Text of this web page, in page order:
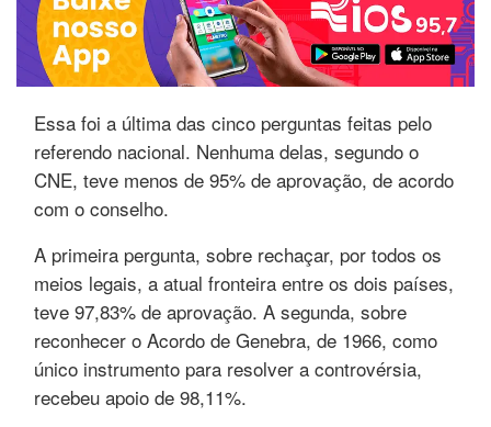
Essa foi a última das cinco perguntas feitas pelo
referendo nacional. Nenhuma delas, segundo o
CNE, teve menos de 95% de aprovação, de acordo
com o conselho.
A primeira pergunta, sobre rechaçar, por todos os
meios legais, a atual fronteira entre os dois países,
teve 97,83% de aprovação. A segunda, sobre
reconhecer o Acordo de Genebra, de 1966, como
único instrumento para resolver a controvérsia,
recebeu apoio de 98,11%.